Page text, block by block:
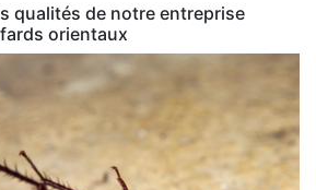
qualités de notre entreprise
orientaux